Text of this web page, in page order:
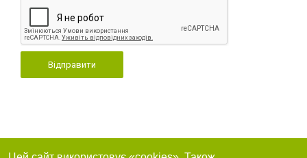
Відправити